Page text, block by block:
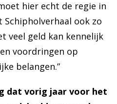
hier echt de regie in
Schipholverhaal ook zo
veel geld kan kennelijk
voordringen op
belangen.”
dat vorig jaar voor het